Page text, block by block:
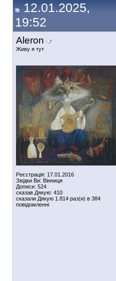
12.01.2025,
19:52
Aleron
Живу я тут
Реєстрація: 17.01.2016
Звідки Ви: Вінниця
Дописи: 524
сказав Дякую: 410
сказали Дякую 1.814 раз(и) в 384
повідомленні